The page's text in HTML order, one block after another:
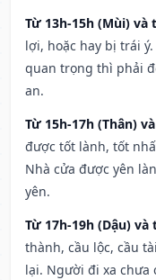
Từ 13h-15h (Mùi) và
lợi, hoặc hay bị trái
quan trọng thì phải
an.
Từ 15h-17h (Thân)
được tốt lành, tốt
Nhà cửa được yên
yên.
Từ 17h-19h (Dậu)
thành, cầu lộc, cầu
lại. Người đi xa chưa